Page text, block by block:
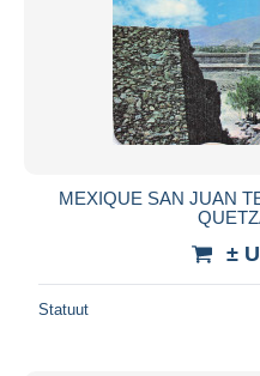
MEXIQUE SAN JUAN
±
Statuut